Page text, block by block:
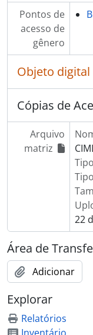
Pontos de
acesso de
gênero
Objeto
Cópias de
Arquivo
matriz
22
Área de
Adicionar
Explorar
Relatórios